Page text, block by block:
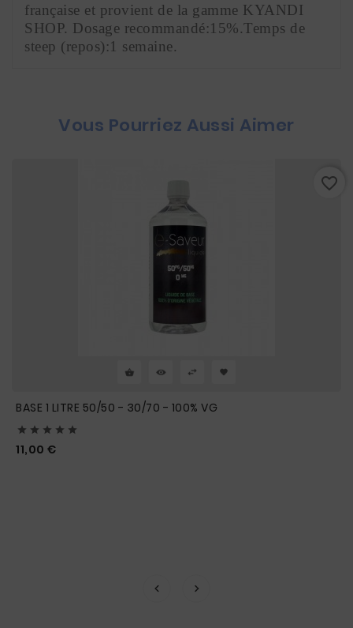
française et provient de la gamme KYANDI
SHOP. Dosage recommandé:15%.Temps de
steep (repos):1 semaine.
Vous Pourriez Aussi Aimer
BASE 1 LITRE 50/50 - 30/70 - 100% VG
    
11,00 €
favorite_border